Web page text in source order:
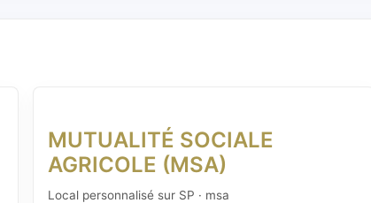
MUTUALITÉ SOCIALE
AGRICOLE (MSA)
Local personnalisé sur SP · msa